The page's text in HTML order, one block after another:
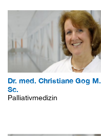
Dr. med. Christiane Gog M.
Sc.
Palliativmedizin